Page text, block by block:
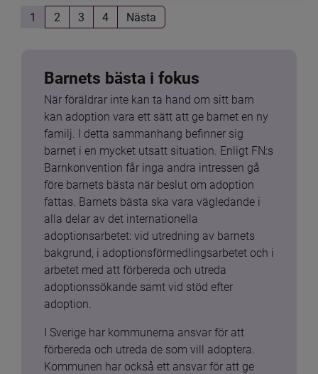
1 2 3 4 Nästa
Barnets bästa i fokus
När föräldrar inte kan ta hand om sitt barn
kan adoption vara ett sätt att ge barnet en ny
familj. I detta sammanhang befinner sig
barnet i en mycket utsatt situation. Enligt FN:s
Barnkonvention får inga andra intressen gå
före barnets bästa när beslut om adoption
fattas. Barnets bästa ska vara vägledande i
alla delar av det internationella
adoptionsarbetet: vid utredning av barnets
bakgrund, i adoptionsförmedlingsarbetet och i
arbetet med att förbereda och utreda
adoptionssökande samt vid stöd efter
adoption.
I Sverige har kommunerna ansvar för att
förbereda och utreda de som vill adoptera.
Kommunen har också ett ansvar för att ge